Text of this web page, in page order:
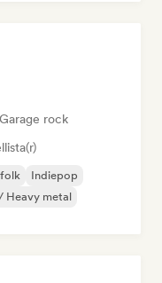
Garage rock
Indiepop
Heavy metal